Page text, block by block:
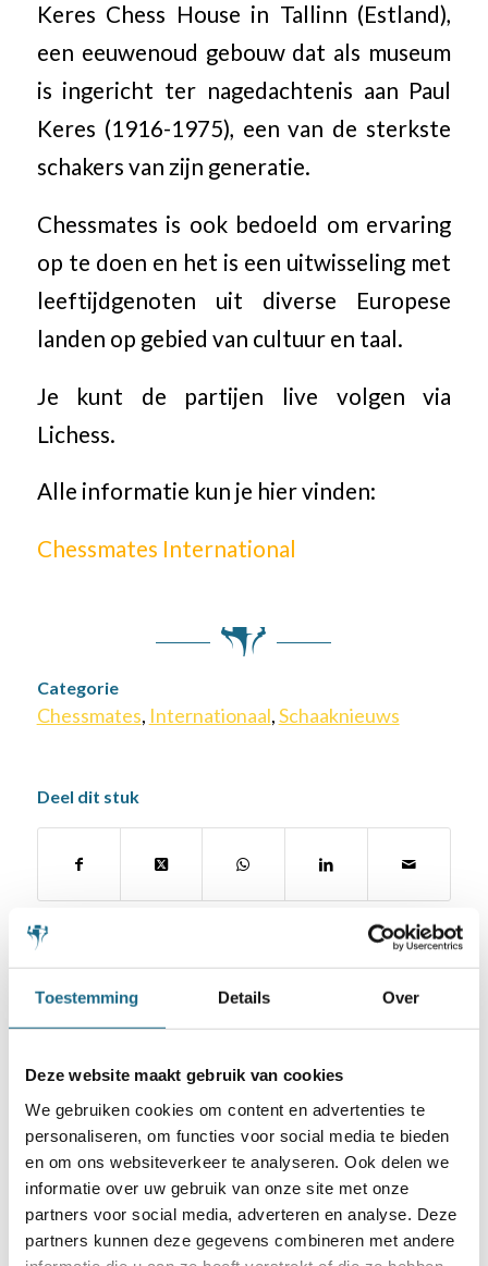
Toestemming Details Over
Deze website maakt gebruik van cookies
We gebruiken cookies om content en advertenties te
personaliseren, om functies voor social media te bieden
en om ons websiteverkeer te analyseren. Ook delen we
informatie over uw gebruik van onze site met onze
partners voor social media, adverteren en analyse. Deze
partners kunnen deze gegevens combineren met andere
Keres Chess House in Tallinn (Estland),
een eeuwenoud gebouw dat als museum
is ingericht ter nagedachtenis aan Paul
Keres (1916-1975), een van de sterkste
schakers van zijn generatie.
Chessmates is ook bedoeld om ervaring
op te doen en het is een uitwisseling met
leeftijdgenoten uit diverse Europese
landen op gebied van cultuur en taal.
Je kunt de partijen live volgen via
Lichess.
Alle informatie kun je hier vinden:
Chessmates International
Categorie
Chessmates, Internationaal,Schaaknieuws
Deel dit stuk
Schaken.nl wordt mede mogelijk gemaakt